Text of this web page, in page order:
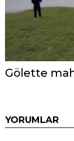
Gölette
YORUMLAR